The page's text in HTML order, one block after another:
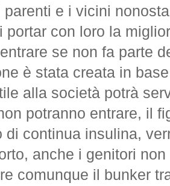
parenti e i vicini
portar con loro la
se non fa parte
è stata creata in
alla società potrà
potranno entrare, il
di continua insulina,
anche i genitori
comunque il bunker